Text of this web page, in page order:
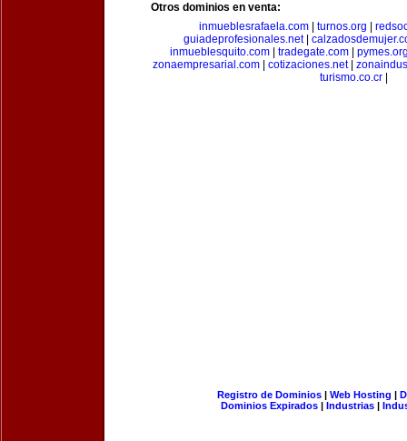
Otros dominios en venta:
inmueblesrafaela.com
turnos.org
guiadeprofesionales.net|
inmueblesquito.com
tradegate.com
zonaempresarial.com| cotizaciones.net|
turismo.co.cr|
Registro de Dominios| Web Hosting |
Dominios Expirados | Industrias |